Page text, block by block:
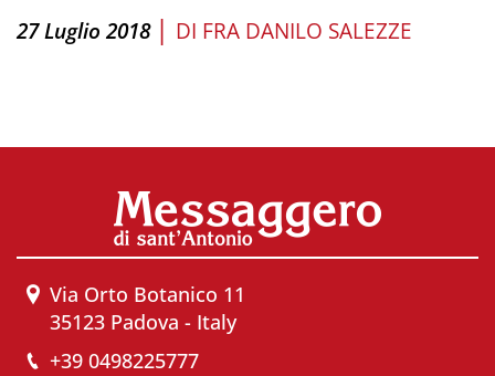
27 Luglio 2018 | DI FRA DANILO SALEZZE
Via Orto Botanico 11
35123 Padova - Italy
+39 0498225777